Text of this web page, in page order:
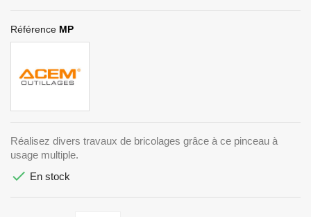
Référence MP
Réalisez divers travaux de bricolages grâce à ce pinceau à
usage multiple.
 En stock